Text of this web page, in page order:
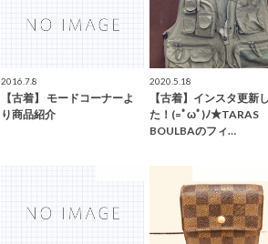
2016.7.8
【古着】 モードコーナーよ
り商品紹介
2020.5.18
【古着】インスタ更新
た！(=ﾟωﾟ)ﾉ★TARAS
BOULBAのフィ…